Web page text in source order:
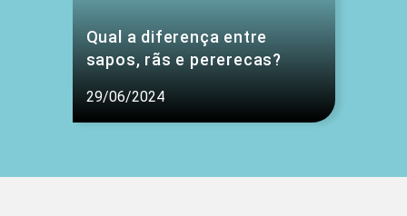
Qual a diferença entre
sapos, rãs e pererecas?
29/06/2024